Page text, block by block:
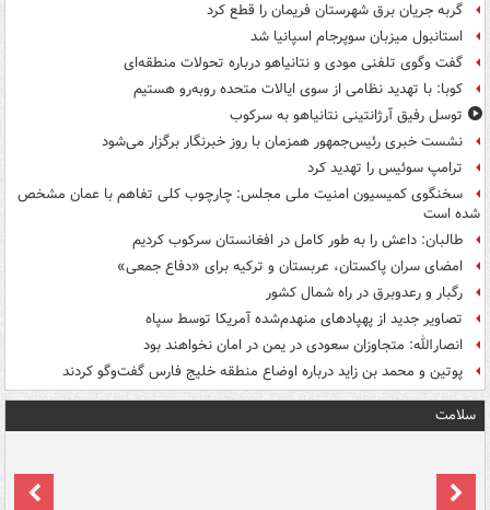
گربه جریان برق شهرستان فریمان را قطع کرد
استانبول میزبان سوپرجام اسپانیا شد
گفت وگوی تلفنی مودی و نتانیاهو درباره تحولات منطقه‌ای
کوبا: با تهدید نظامی از سوی ایالات متحده روبه‌رو هستیم
توسل رفیق آرژانتینی نتانیاهو به سرکوب
نشست خبری رئیس‌جمهور همزمان با روز خبرنگار برگزار می‌شود
ترامپ سوئیس را تهدید کرد
سخنگوی کمیسیون امنیت ملی مجلس: چارچوب کلی تفاهم با عمان مشخص
شده است
طالبان: داعش را به طور کامل در افغانستان سرکوب کردیم
امضای سران پاکستان، عربستان و ترکیه برای «دفاع جمعی»
رگبار و رعدوبرق در راه شمال کشور
تصاویر جدید از پهپادهای منهدم‌شده آمریکا توسط سپاه
انصارالله: متجاوزان سعودی در یمن در امان نخواهند بود
پوتین و محمد بن زاید درباره اوضاع منطقه خلیج فارس گفت‌وگو کردند
سلامت